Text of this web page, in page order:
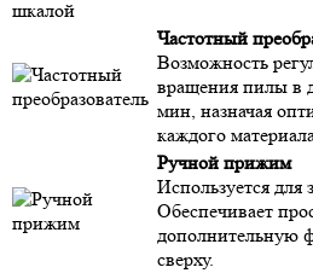
Частотный
Возможность
вращения пилы в
мин, назначая
каждого
Ручной прижим​
Используется для
Обеспечивает
дополнительную
сверху.